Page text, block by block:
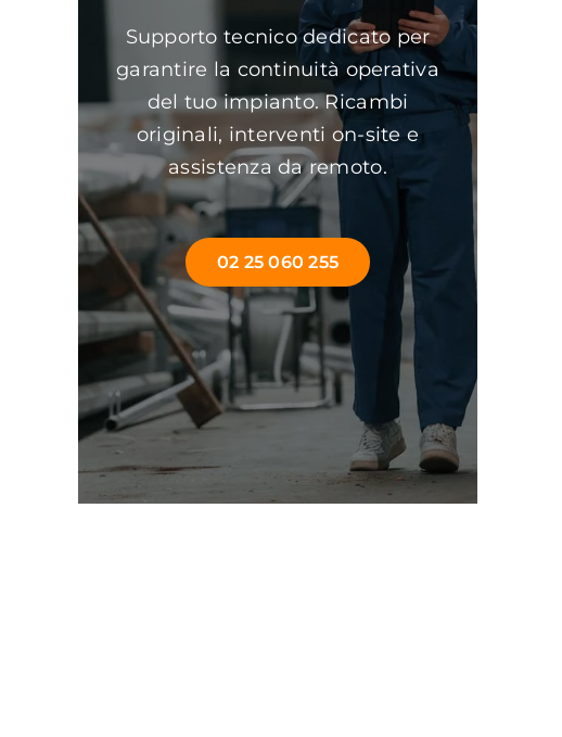
Supporto tecnico dedicato per
garantire la continuità operativa
del tuo impianto. Ricambi
originali, interventi on-site e
assistenza da remoto.
02 25 060 255